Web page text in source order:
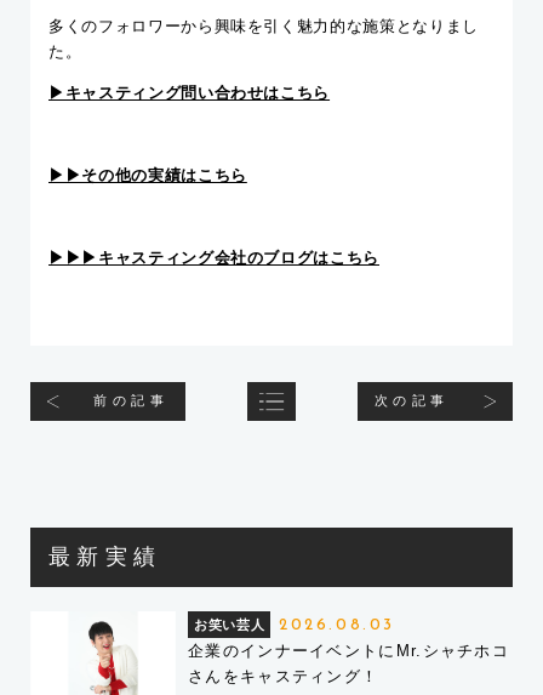
多くのフォロワーから興味を引く魅力的な施策となりまし
た。
▶︎キャスティング問い合わせはこちら
▶︎▶︎その他の実績はこちら
▶︎▶︎▶︎キャスティング会社のブログはこちら
前の記事 次の記事
最新実績
お笑い芸人 2026.08.03
企業のインナーイベントにMr.シャチホコ
さんをキャスティング！